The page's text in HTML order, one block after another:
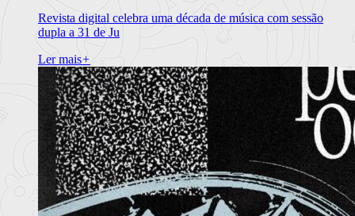
Revista digital celebra uma década de música com sessão
dupla a 31 de Ju
Ler mais+